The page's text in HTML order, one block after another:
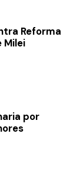
Reforma
Milei
por